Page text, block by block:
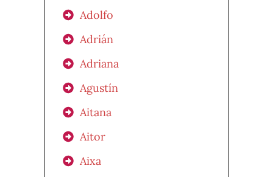
Adolfo
Adrián
Adriana
Agustín
Aitana
Aitor
Aixa